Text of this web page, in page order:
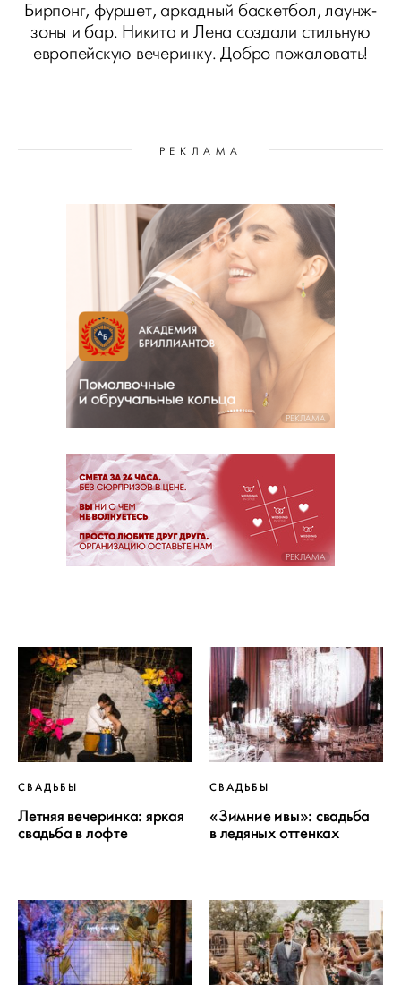
Бирпонг, фуршет, аркадный баскетбол, лаунж-
зоны и бар. Никита и Лена создали стильную
европейскую вечеринку. Добро пожаловать!
РЕКЛАМА
РЕКЛАМА
РЕКЛАМА
СВАДЬБЫ
Летняя вечеринка: яркая
свадьба в лофте
СВАДЬБЫ
«Зимние ивы»: свадьба
в ледяных оттенках